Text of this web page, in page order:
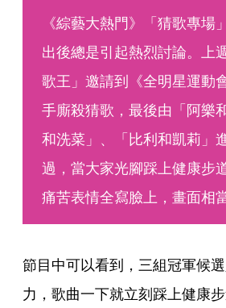
《綜藝大熱門》「猜歌專場
出後總是引起熱烈討論。上
歌王」邀請到《全明星運動
手廝殺猜歌，最後由「阿樂
和洗菜」、「比利和凱莉」
過，當大家光腳踩上健康步
痛苦表情全寫臉上，畫面相
節目中可以看到，三組冠軍候
力，歌曲一下就立刻踩上健康